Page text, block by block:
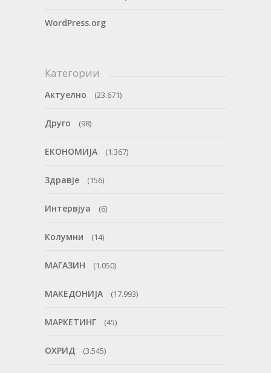
WordPress.org
Категории
Актуелно (23.671)
Друго (98)
ЕКОНОМИЈА (1.367)
Здравје (156)
Интервјуа (6)
Колумни (14)
МАГАЗИН (1.050)
МАКЕДОНИЈА (17.993)
МАРКЕТИНГ (45)
ОХРИД (3.545)